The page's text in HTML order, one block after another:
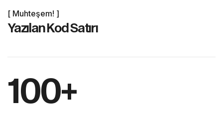
[ Muhteşem! ]
Yazılan Kod Satırı
100+